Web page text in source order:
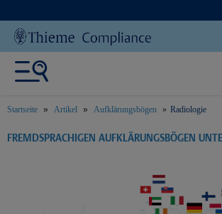
Startseite Artikel Aufklärungsbögen Radiologie
text.skipToContent
text.skipToNavigation
FREMDSPRACHIGEN AUFKLÄRUNGSBÖGEN